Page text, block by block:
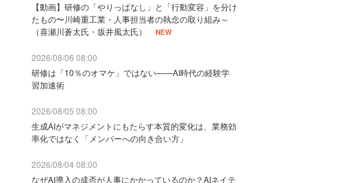
【動画】研修の「やりっぱなし」と「行動変容」を分け
たもの〜川崎重工業・人事担当者の執念の取り組み～
（喜瀬川蒼太氏・坂井風太氏）
NEW
2026/08/06 08:00
研修は「10％のオマケ」ではない——AI時代の経験学
習加速術
2026/08/05 08:00
生成AIがマネジメントにもたらす本質的変化は、業務効
率化ではなく「メンバーへの向き合い方」
2026/08/04 08:00
なぜAI導入の成否が人事にかかっているのか？AIネイテ